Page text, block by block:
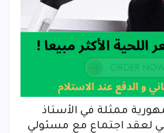
ممثلة في الأستاذ
لعقد اجتماع مع مسئولي